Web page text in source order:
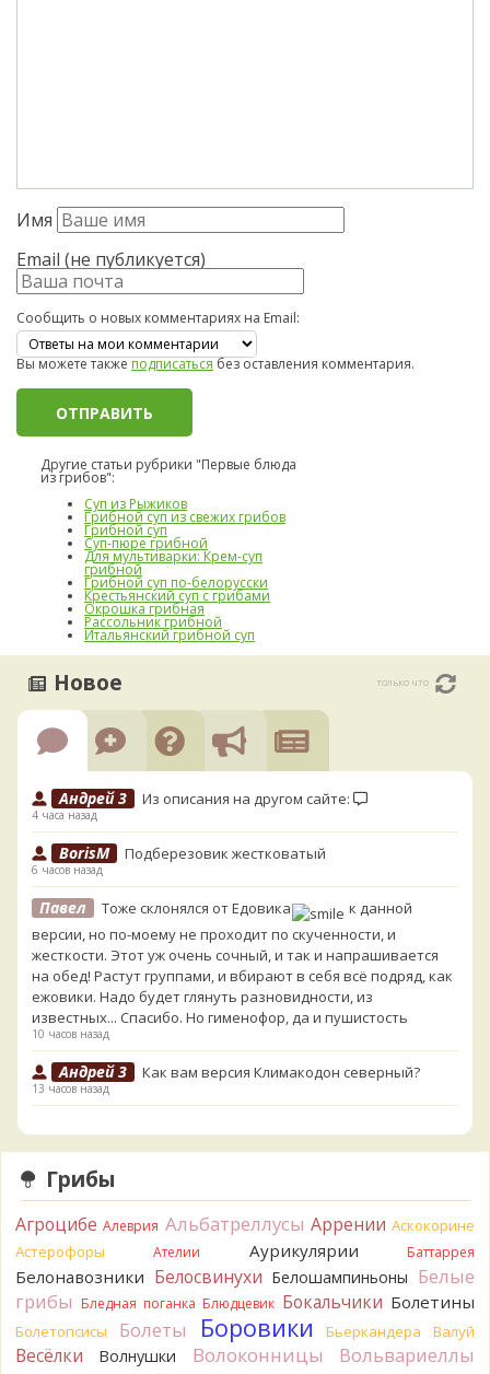
Имя
Email (не публикуется)
Сообщить о новых комментариях на Email:
Вы можете такжеподписатьсябез оставления комментария.
Другие статьи рубрики "Первые блюда
из грибов":
Суп из Рыжиков
Грибной суп из свежих грибов
Грибной суп
Суп-пюре грибной
Для мультиварки: Крем-суп
грибной
Грибной суп по-белорусски
Крестьянский суп с грибами
Окрошка грибная
Рассольник грибной
Итальянский грибной суп
Новое только что
Андрей 3 Из описания на другом сайте:
4 часа назад
BorisM Подберезовик жестковатый
6 часов назад
Павел Тоже склонялся от Едовика
к данной
версии, но по-моему не проходит по скученности, и
жесткости. Этот уж очень сочный, и так и напрашивается
на обед! Растут группами, и вбирают в себя всё подряд, как
ежовики. Надо будет глянуть разновидности, из
известных... Спасибо. Но гименофор, да и пушистость
10 часов назад
Андрей 3 Как вам версия Климакодон северный?
13 часов назад
Verona
информативные фото. То, что есть сейчас, вызывает
вопросы.
14 часов назад
Павел
Может и постия, только совсем не горькая, и с
берёзы, и гименофор шипчатый; или что-то родственное.
По мере напитывания соком приобретает аромат
пикантного (по типу чесночного) мяса под маринадом!
Думаю, заморозить или засушить, до выяснения деталей...
Грибы
Агроцибе Алеврия Альбатреллусы Аррении Аскокорине
Астерофоры
Ателии Аурикулярии Баттаррея
Белонавозники Белосвинухи Белошампиньоны Белые
грибы Бледная поганка Блюдцевик Бокальчики Болетины
Болетопсисы Болеты Боровики Бьеркандера Валуй
Весёлки Волнушки Волоконницы Вольвариеллы